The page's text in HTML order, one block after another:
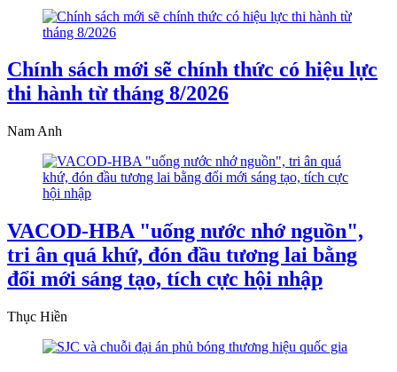
Chính sách mới sẽ chính thức có hiệu lực
thi hành từ tháng 8/2026
Nam Anh
VACOD-HBA "uống nước nhớ nguồn",
tri ân quá khứ, đón đầu tương lai bằng
đổi mới sáng tạo, tích cực hội nhập
Thục Hiền